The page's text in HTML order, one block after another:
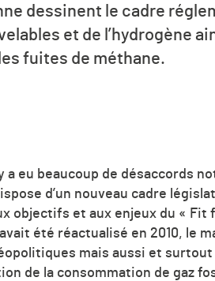
dessinent le cadre
et de l’hydrogène
fuites de méthane.
eu beaucoup de désaccords
d’un nouveau cadre
objectifs et aux enjeux du « Fit
été réactualisé en 2010, le
mais aussi et
de la consommation de gaz